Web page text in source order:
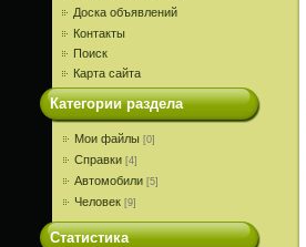
Доска объявлений
Контакты
Поиск
Карта сайта
Категории раздела
Мои файлы [0]
Справки [4]
Автомобили [5]
Человек [9]
Статистика